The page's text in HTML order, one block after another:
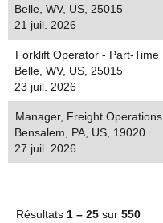
Belle, WV, US, 25015
21 juil. 2026
Forklift Operator - Part-Time
Belle, WV, US, 25015
23 juil. 2026
Manager, Freight Operations
Bensalem, PA, US, 19020
27 juil. 2026
Résultats 1 – 25 sur 550